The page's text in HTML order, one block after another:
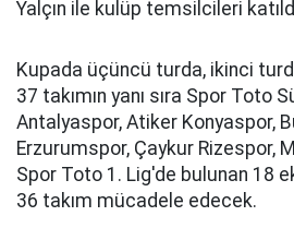
Yalçın ile kulüp temsilcileri
Kupada üçüncü turda, ikinci
37 takımın yanı sıra Spor Toto
Antalyaspor, Atiker Konyaspor,
Erzurumspor, Çaykur Rizespor,
Spor Toto 1. Lig'de bulunan 18
36 takım mücadele edecek.